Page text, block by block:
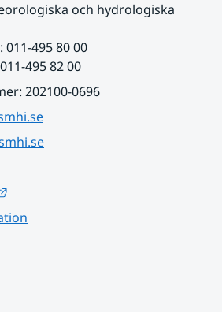
och hydrologiska
011-495 80 00
495 82 00
202100-0696